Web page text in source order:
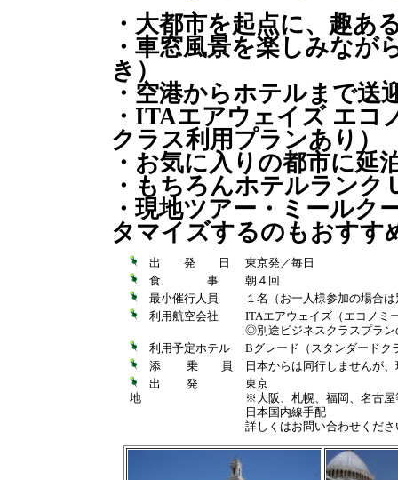
・大都市を起点に、趣あ
・車窓風景を楽しみなが
き）
・空港からホテルまで送
・ITAエアウェイズ エコ
クラス利用プランあり）
・お気に入りの都市に延
・もちろんホテルランク
・現地ツアー・ミールク
タマイズするのもおす
出 発 日
東京発／毎日
食 事
朝４回
最小催行人員
１名（お一人様参加の場合
利用航空会社
ITAエアウェイズ（エコノミ
◎別途ビジネスクラスプラン
利用予定ホテル
Bグレード（スタンダードク
添 乗 員
日本からは同行しませんが
出 発
地
東京
※大阪、札幌、福岡、名古
日本国内線手配
詳しくはお問い合わせくださ